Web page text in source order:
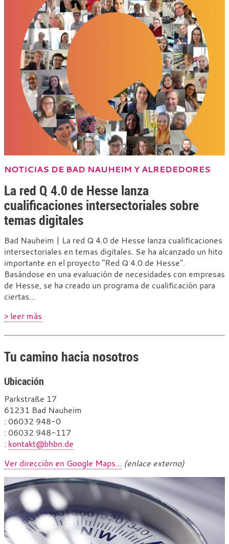
NOTICIAS DE BAD NAUHEIM Y ALREDEDORES
La red Q 4.0 de Hesse lanza
cualificaciones intersectoriales sobre
temas digitales
Bad Nauheim | La red Q 4.0 de Hesse lanza cualificaciones
intersectoriales en temas digitales. Se ha alcanzado un hito
importante en el proyecto "Red Q 4.0 de Hesse".
Basándose en una evaluación de necesidades con empresas
de Hesse, se ha creado un programa de cualificación para
ciertas...
> leer más
Tu camino hacia nosotros
Ubicación
Parkstraße 17
61231 Bad Nauheim
T
e
l
f
o
n
o
: 06032 948-0
F
a
: 06032 948-117
C
r
r
e
o
e
l
e
: kontakt@bhbn.de
Ver dirección en Google Maps... (enlace externo)